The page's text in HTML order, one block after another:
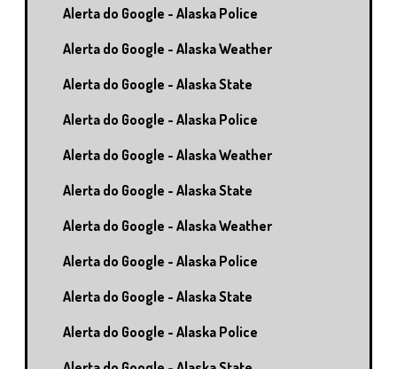
Alerta do Google - Alaska Police
Alerta do Google - Alaska Weather
Alerta do Google - Alaska State
Alerta do Google - Alaska Police
Alerta do Google - Alaska Weather
Alerta do Google - Alaska State
Alerta do Google - Alaska Weather
Alerta do Google - Alaska Police
Alerta do Google - Alaska State
Alerta do Google - Alaska Police